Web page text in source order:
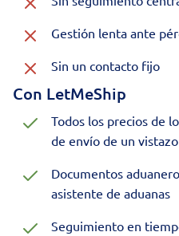
Gestión lenta ante
Sin un contacto fijo
Con LetMeShip
Todos los precios de
de envío de un vistazo
Documentos
asistente de aduanas
Seguimiento en